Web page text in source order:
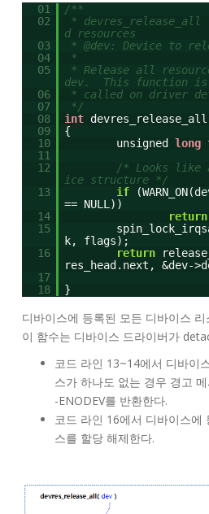
01
/**
02
* devres_release_all
d resources
03
* @dev: Device to
04
*
05
* Release all
dev. This function is
06
* called on driver
07
*/
08
int
09
{
10
unsigned long
11
12
/* Looks like
ice structure */
13
if
== NULL))
14
return
15
k, flags);
16
return
res_head.next, &dev-
17
18
}
디바이스에 등록된 모든 디바이스
이 함수는 디바이스 드라이버가
코드 라인 13~14에서 디바이
스가 하나도 없는 경우 경고
-ENODEV를 반환한다.
코드 라인 16에서 디바이스에
스를 할당 해제한다.